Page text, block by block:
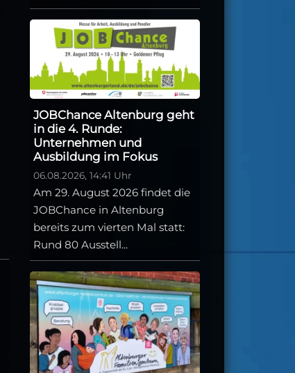
JOBChance Altenburg geht
in die 4. Runde:
Unternehmen und
Ausbildung im Fokus
06.08.2026, 14:41 Uhr
Am 29. August 2026 findet die
JOBChance in Altenburg
bereits zum vierten Mal statt:
Rund 80 Ausstell...